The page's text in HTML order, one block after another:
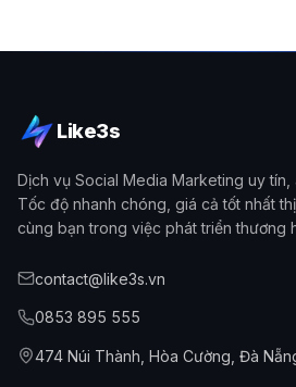
Like3s
Dịch vụ Social Media Marketing uy tín,
Tốc độ nhanh chóng, giá cả tốt nhất
cùng bạn trong việc phát triển thương
contact@like3s.vn
0853 895 555
474 Núi Thành, Hòa Cường, Đà